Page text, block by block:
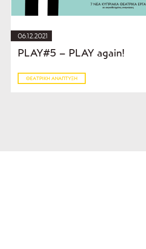
06.12.2021
PLAY#5 – PLAY again!
ΘΕΑΤΡΙΚΉ ΑΝΆΠΤΥΞΗ